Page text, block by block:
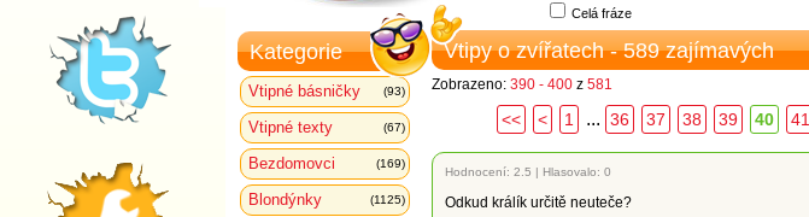
Celá fráze
Kategorie
Vtipné básničky (93)
Vtipné texty (67)
Bezdomovci (169)
Blondýnky (1125)
Vtipy o zvířatech - 589 zajímavých
Zobrazeno: 390 - 400 z 581
<< < 1 ... 36 37 38 39 40 41
Hodnocení: 2.5 | Hlasovalo: 0
Odkud králík určitě neuteče?